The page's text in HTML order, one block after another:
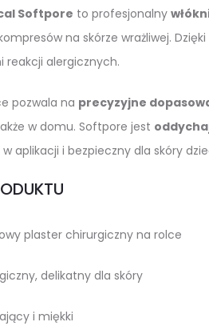
Softpore to profesjonalny
na skórze wrażliwej.
reakcji alergicznych.
pozwala na precyzyjne
w domu. Softpore jest
w aplikacji i bezpieczny dla skóry
plaster chirurgiczny na rolce
delikatny dla skóry
i miękki